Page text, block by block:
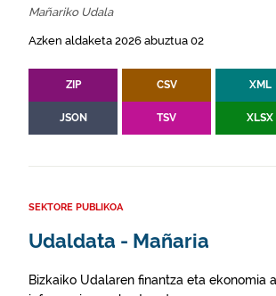
Mañariko Udala
Azken aldaketa 2026 abuztua 02
ZIP CSV XML
JSON TSV XLSX
SEKTORE PUBLIKOA
Udaldata - Mañaria
Bizkaiko Udalaren finantza eta ekonomia